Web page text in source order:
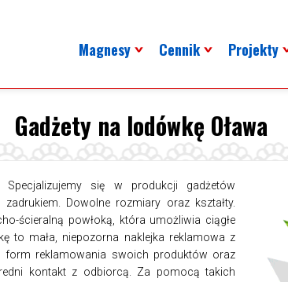
Magnesy Cennik Projekty
Gadżety na lodówkę Oława
się w produkcji gadżetów
Dowolne rozmiary oraz kształty.
ścieralną powłoką, która umożliwia ciągłe
to mała, niepozorna naklejka reklamowa z
form reklamowania swoich produktów oraz
kontakt z odbiorcą. Za pomocą takich